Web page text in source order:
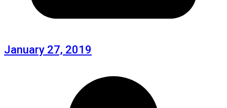
January 27, 2019